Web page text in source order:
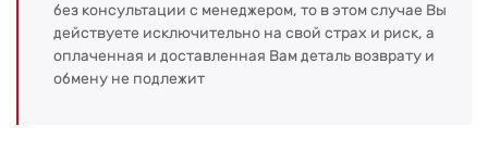
без консультации с менеджером, то в этом случае Вы
действуете исключительно на свой страх и риск, а
оплаченная и доставленная Вам деталь возврату и
обмену не подлежит